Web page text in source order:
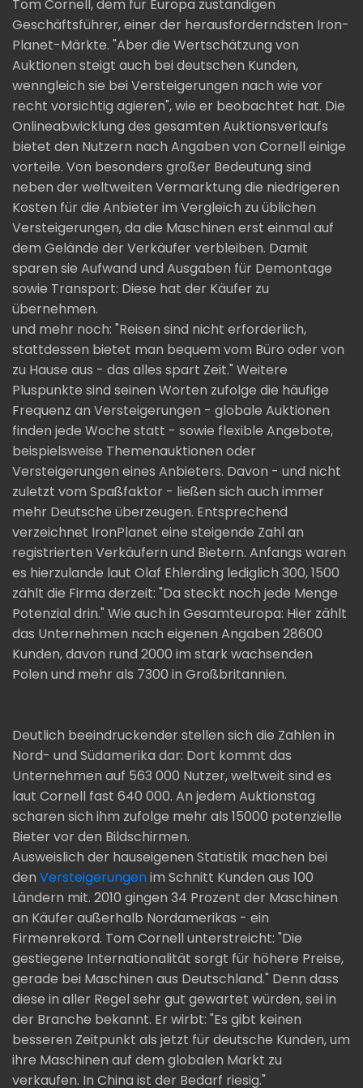
Tom Cornell, dem für Europa zuständigen
Geschäftsführer, einer der herausforderndsten Iron-
Planet-Märkte. "Aber die Wertschätzung von
Auktionen steigt auch bei deutschen Kunden,
wenngleich sie bei Versteigerungen nach wie vor
recht vorsichtig agieren", wie er beobachtet hat. Die
Onlineabwicklung des gesamten Auktionsverlaufs
bietet den Nutzern nach Angaben von Cornell einige
vorteile. Von besonders großer Bedeutung sind
neben der weltweiten Vermarktung die niedrigeren
Kosten für die Anbieter im Vergleich zu üblichen
Versteigerungen, da die Maschinen erst einmal auf
dem Gelände der Verkäufer verbleiben. Damit
sparen sie Aufwand und Ausgaben für Demontage
sowie Transport: Diese hat der Käufer zu
übernehmen.
und mehr noch: "Reisen sind nicht erforderlich,
stattdessen bietet man bequem vom Büro oder von
zu Hause aus - das alles spart Zeit." Weitere
Pluspunkte sind seinen Worten zufolge die häufige
Frequenz an Versteigerungen - globale Auktionen
finden jede Woche statt - sowie flexible Angebote,
beispielsweise Themenauktionen oder
Versteigerungen eines Anbieters. Davon - und nicht
zuletzt vom Spaßfaktor - ließen sich auch immer
mehr Deutsche überzeugen. Entsprechend
verzeichnet IronPlanet eine steigende Zahl an
registrierten Verkäufern und Bietern. Anfangs waren
es hierzulande laut Olaf Ehlerding lediglich 300, 1500
zählt die Firma derzeit: "Da steckt noch jede Menge
Potenzial drin." Wie auch in Gesamteuropa: Hier zählt
das Unternehmen nach eigenen Angaben 28600
Kunden, davon rund 2000 im stark wachsenden
Polen und mehr als 7300 in Großbritannien.
Deutlich beeindruckender stellen sich die Zahlen in
Nord- und Südamerika dar: Dort kommt das
Unternehmen auf 563 000 Nutzer, weltweit sind es
laut Cornell fast 640 000. An jedem Auktionstag
scharen sich ihm zufolge mehr als 15000 potenzielle
Bieter vor den Bildschirmen.
Ausweislich der hauseigenen Statistik machen bei
den Versteigerungenim Schnitt Kunden aus 100
Ländern mit. 2010 gingen 34 Prozent der Maschinen
an Käufer außerhalb Nordamerikas - ein
Firmenrekord. Tom Cornell unterstreicht: "Die
gestiegene Internationalität sorgt für höhere Preise,
gerade bei Maschinen aus Deutschland." Denn dass
diese in aller Regel sehr gut gewartet würden, sei in
der Branche bekannt. Er wirbt: "Es gibt keinen
besseren Zeitpunkt als jetzt für deutsche Kunden, um
ihre Maschinen auf dem globalen Markt zu
verkaufen. In China ist der Bedarf riesig."